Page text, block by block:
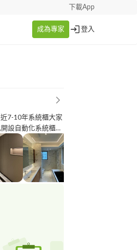
下載App
成為專家 登入
7-10年系統櫃大家
設自動化系統櫃加
一般設計師或統包
一種風險！而在服